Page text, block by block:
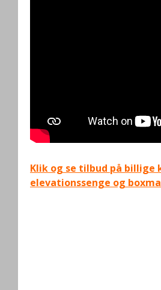
Klik og se tilbud på billige
elevationssenge og